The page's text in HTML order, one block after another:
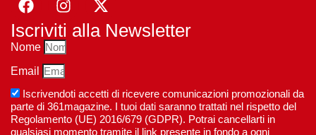
Iscriviti alla Newsletter
Nome
Email
Iscrivendoti accetti di ricevere comunicazioni promozionali da
parte di 361magazine. I tuoi dati saranno trattati nel rispetto del
Regolamento (UE) 2016/679 (GDPR). Potrai cancellarti in
qualsiasi momento tramite il link presente in fondo a ogni